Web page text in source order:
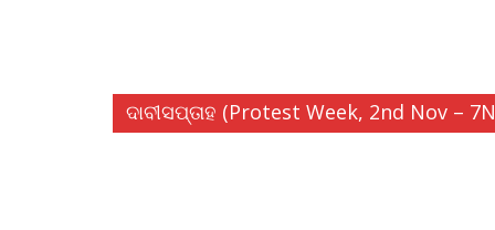
ଦାବୀସପ୍ତାହ (Protest Week, 2nd Nov –